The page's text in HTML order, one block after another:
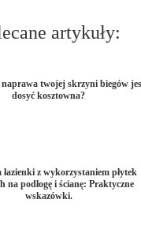
artykuły:
naprawa twojej skrzyni biegów
dosyć kosztowna?
z wykorzystaniem płytek
na podłogę i ścianę: Praktyczne
wskazówki.